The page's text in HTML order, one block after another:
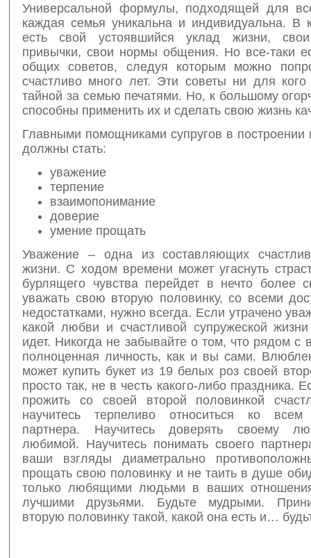
Универсальной формулы, подходящей для
каждая семья уникальна и индивидуальна. В
есть свой устоявшийся уклад жизни,
привычки, свои нормы общения. Но все-таки
общих советов, следуя которым можно
счастливо много лет. Эти советы ни для
тайной за семью печатями. Но, к большому
способны применить их и сделать свою жизнь
Главными помощниками супругов в построении
должны стать:
уважение
терпение
взаимопонимание
доверие
умение прощать
Уважение – одна из составляющих
жизни. С ходом времени может угаснуть
бурлящего чувства перейдет в нечто более
уважать свою вторую половинку, со всеми
недостатками, нужно всегда. Если утрачено
какой любви и счастливой супружеской
идет. Никогда не забывайте о том, что рядом с
полноценная личность, как и вы сами.
может купить букет из 19 белых роз своей
просто так, не в честь какого-либо праздника.
прожить со своей второй половинкой
научитесь терпеливо относиться ко всем
партнера. Научитесь доверять своему
любимой. Научитесь понимать своего
ваши взгляды диаметрально
прощать свою половинку и не таить в душе
только любящими людьми в ваших
лучшими друзьями. Будьте мудрыми.
вторую половинку такой, какой она есть и…